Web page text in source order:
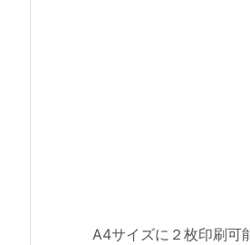
A4サイズに２枚印刷可